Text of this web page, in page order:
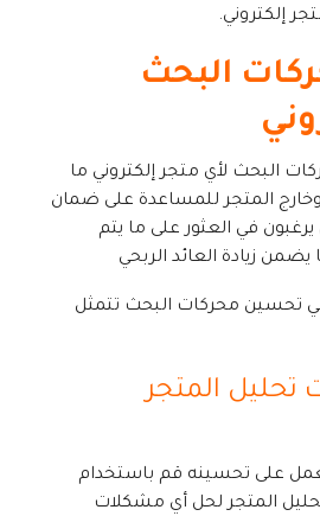
إلكتروني.
البحث
البحث لأي متجر إلكتروني ما
وخارج المتجر للمساعدة على ضمان
يرغبون في العثور على ما يتم
زيادة العائد الربحي
تحسين محركات البحث تتمثل
تحليل المتجر
على تحسينه قم باستخدام
المتجر لحل أي مشكلات